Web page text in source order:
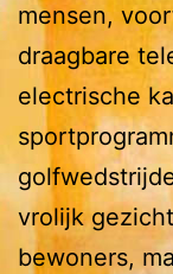
mensen,
draagbare
electrische
vrolijk
bewoners,